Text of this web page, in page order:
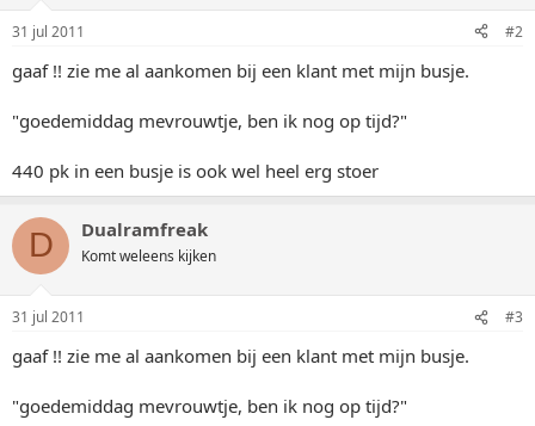
31 jul 2011 #2
gaaf !! zie me al aankomen bij een klant met mijn busje.
"goedemiddag mevrouwtje, ben ik nog op tijd?"
440 pk in een busje is ook wel heel erg stoer
D Dualramfreak
Komt weleens kijken
31 jul 2011 #3
gaaf !! zie me al aankomen bij een klant met mijn busje.
"goedemiddag mevrouwtje, ben ik nog op tijd?"